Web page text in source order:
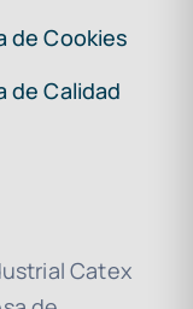
de Cookies
de Calidad
Catex